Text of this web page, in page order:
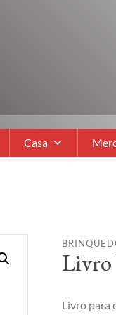
Casa
Livro
Livro para